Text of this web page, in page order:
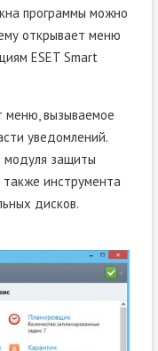
программы можно
открывает меню
ESET Smart
меню, вызываемое
уведомлений.
модуля защиты
также инструмента
дисков.